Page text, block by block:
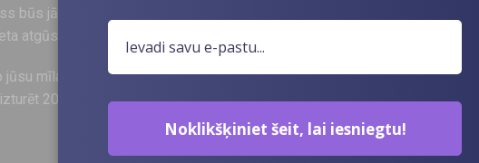
būs jāatkārto pāris reizes,
atgūs sākotnējo izskatu.
jūsu mīlas lelle ir izgatavota no
200 grādu pēc Celsija vai
Noklikšķiniet šeit, lai iesniegtu!